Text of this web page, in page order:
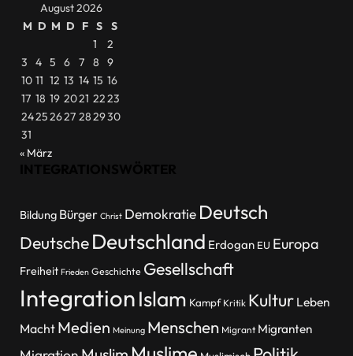
August 2026
M D M D F S
S
1
2
3
4 5 6 7 8
9
10 11 12 13 14 15 16
17 18 19 2021 2223
24252627 282930
31
« März
Bildung Bürger Christ Demokratie Deutsch
DeutscheDeutschland Erdogan EU Europa
Freiheit Frieden Geschichte Gesellschaft
IntegrationIslam Kampf Kritik Kultur Leben
Macht Medien Meinung Menschen Migrant Migranten